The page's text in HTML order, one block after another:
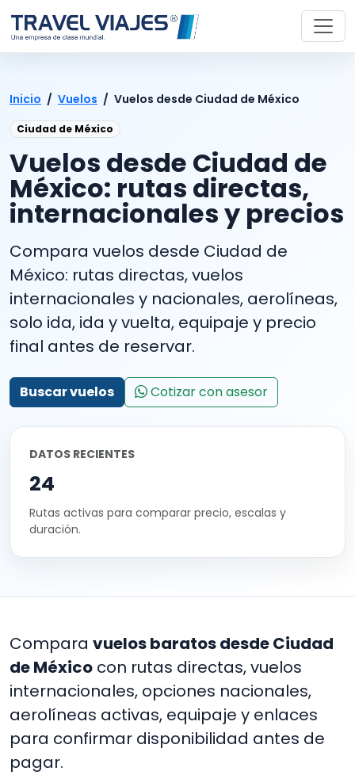
Inicio / Vuelos / Vuelos desde Ciudad de México
Ciudad de México
Vuelos desde Ciudad de
México: rutas directas,
internacionales y precios
Compara vuelos desde Ciudad de
México: rutas directas, vuelos
internacionales y nacionales, aerolíneas,
solo ida, ida y vuelta, equipaje y precio
final antes de reservar.
Buscar vuelos Cotizar con asesor
DATOS RECIENTES
24
Rutas activas para comparar precio, escalas y
duración.
Compara vuelos baratos desde Ciudad
de México con rutas directas, vuelos
internacionales, opciones nacionales,
aerolíneas activas, equipaje y enlaces
para confirmar disponibilidad antes de
pagar.